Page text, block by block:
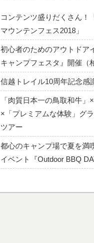
コンテンツ盛りだくさん！
マウンテンフェス2018」
初心者のためのアウトドア
キャンプフェスタ』開催（
信越トレイル10周年記念感
「肉質日本一の鳥取和牛」
×「プレミアムな体験」グ
ツアー
都心のキャンプ場で夏を満
イベント『Outdoor BBQ